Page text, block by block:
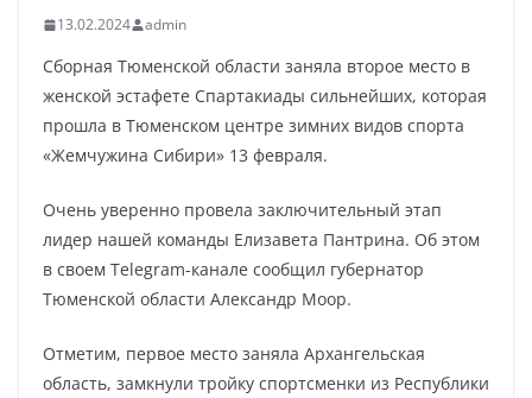
13.02.2024 admin
Сборная Тюменской области заняла второе место в
женской эстафете Спартакиады сильнейших, которая
прошла в Тюменском центре зимних видов спорта
«Жемчужина Сибири» 13 февраля.
Очень уверенно провела заключительный этап
лидер нашей команды Елизавета Пантрина. Об этом
в своем Telegram-канале сообщил губернатор
Тюменской области Александр Моор.
Отметим, первое место заняла Архангельская
область, замкнули тройку спортсменки из Республики